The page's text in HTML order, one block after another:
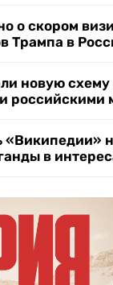
о скором
Трампа в
новую схему
российскими
«Википедии»
в